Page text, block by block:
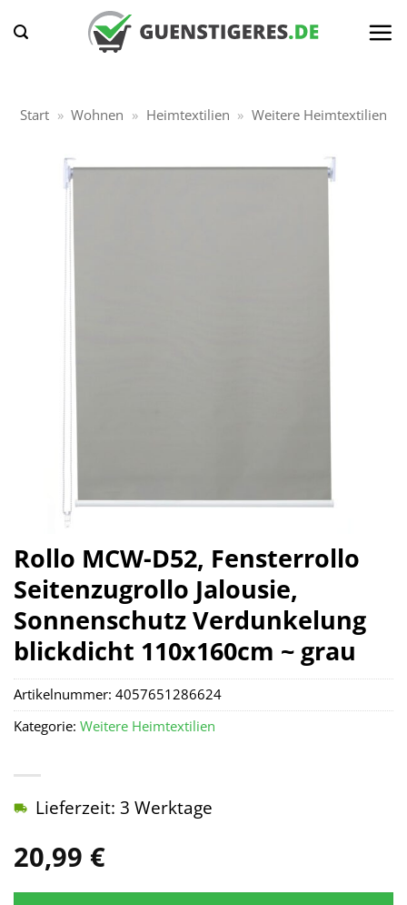
Inhalt
Start » Wohnen » Heimtextilien » Weitere Heimtextilien
Rollo MCW-D52, Fensterrollo
Seitenzugrollo Jalousie,
Sonnenschutz Verdunkelung
blickdicht 110x160cm ~ grau
20,99 €
Lieferzeit: 3 Werktage
Artikelnummer: 4057651286624
Kategorie: Weitere Heimtextilien